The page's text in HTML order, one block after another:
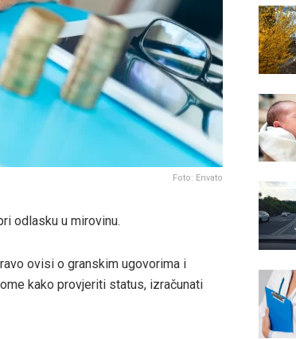
Foto: Envato
odlasku u mirovinu.
ovisi o granskim ugovorima i
kako provjeriti status, izračunati